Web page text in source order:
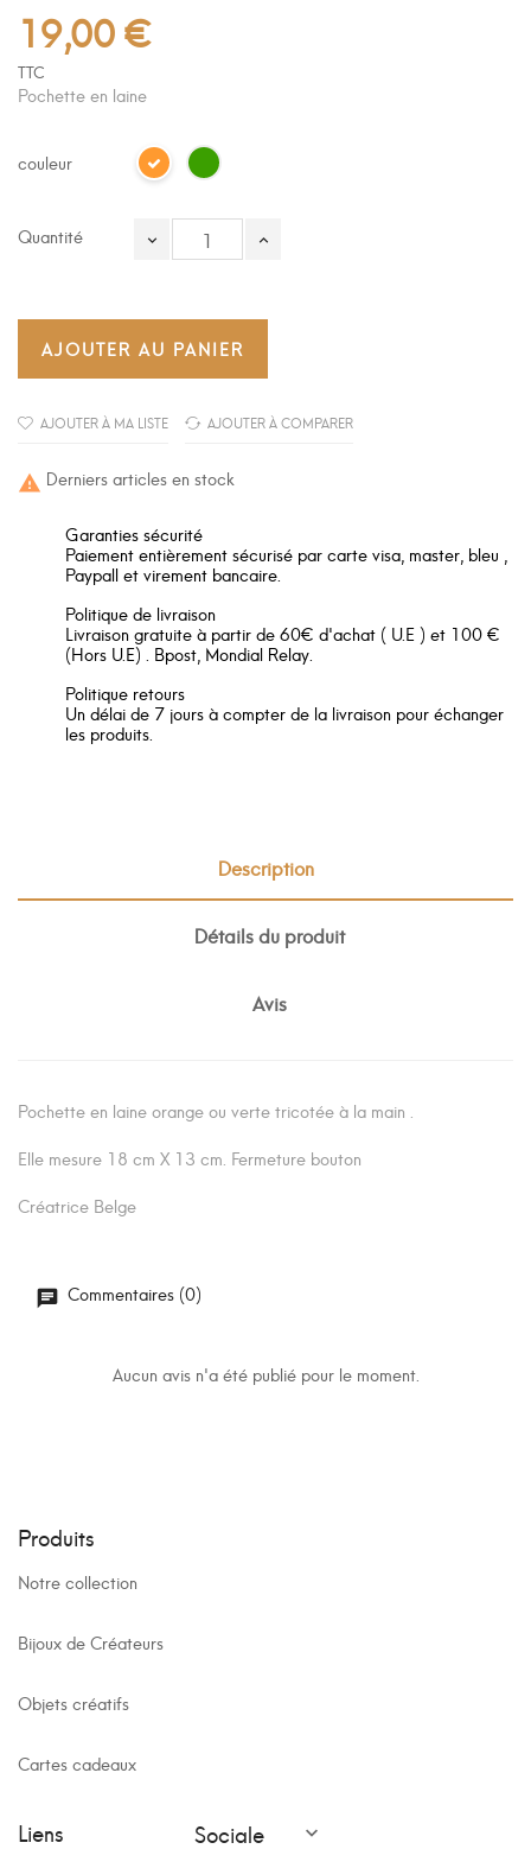
19,00 €
TTC
Pochette en laine
couleur
Quantité
AJOUTER AU PANIER
AJOUTER À MA LISTE AJOUTER À COMPARER
 Derniers articles en stock
Garanties sécurité
Paiement entièrement sécurisé par carte visa, master, bleu ,
Paypall et virement bancaire.
Politique de livraison
Livraison gratuite à partir de 60€ d'achat ( U.E ) et 100 €
(Hors U.E) . Bpost, Mondial Relay.
Politique retours
Un délai de 7 jours à compter de la livraison pour échanger
les produits.
Description
Détails du produit
Avis
Pochette en laine orange ou verte tricotée à la main .
Elle mesure 18 cm X 13 cm. Fermeture bouton
Créatrice Belge
Commentaires (0)
Aucun avis n'a été publié pour le moment.
Produits
Notre collection
Bijoux de Créateurs
Objets créatifs
Cartes cadeaux
Liens Sociale 